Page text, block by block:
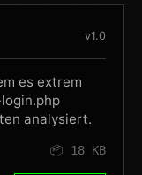
v1.0
es extrem
analysiert.
📦 18 KB